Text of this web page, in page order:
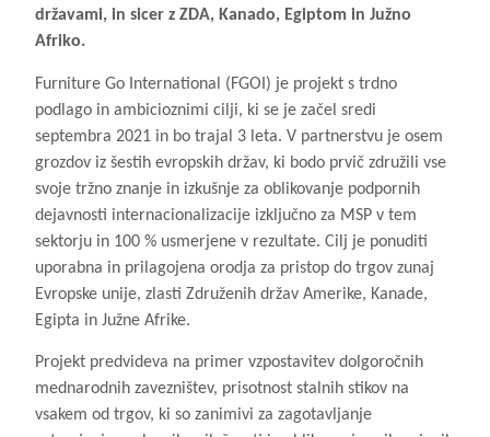
državami, in sicer z ZDA, Kanado, Egiptom in Južno
Afriko.
Furniture Go International (FGOI) je projekt s trdno
podlago in ambicioznimi cilji, ki se je začel sredi
septembra 2021 in bo trajal 3 leta. V partnerstvu je osem
grozdov iz šestih evropskih držav, ki bodo prvič združili vse
svoje tržno znanje in izkušnje za oblikovanje podpornih
dejavnosti internacionalizacije izključno za MSP v tem
sektorju in 100 % usmerjene v rezultate. Cilj je ponuditi
uporabna in prilagojena orodja za pristop do trgov zunaj
Evropske unije, zlasti Združenih držav Amerike, Kanade,
Egipta in Južne Afrike.
Projekt predvideva na primer vzpostavitev dolgoročnih
mednarodnih zavezništev, prisotnost stalnih stikov na
vsakem od trgov, ki so zanimivi za zagotavljanje